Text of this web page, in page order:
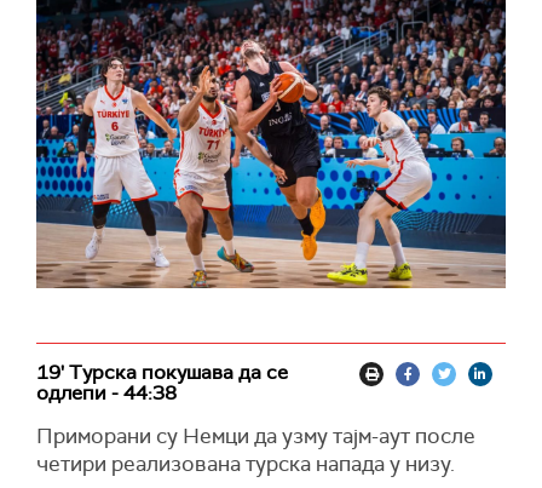
19' Турска покушава да се
одлепи - 44:38
Приморани су Немци да узму тајм-аут после
четири реализована турска напада у низу.